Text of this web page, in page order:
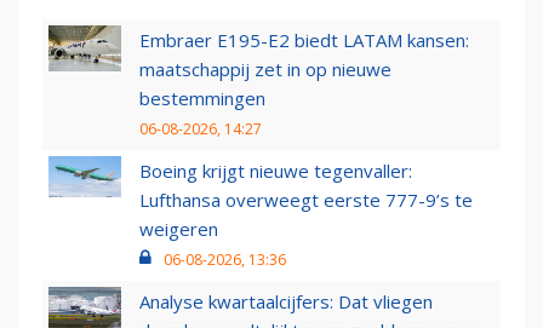
Embraer E195-E2 biedt LATAM kansen:
maatschappij zet in op nieuwe
bestemmingen
06-08-2026, 14:27
Boeing krijgt nieuwe tegenvaller:
Lufthansa overweegt eerste 777-9’s te
weigeren
06-08-2026, 13:36
Analyse kwartaalcijfers: Dat vliegen